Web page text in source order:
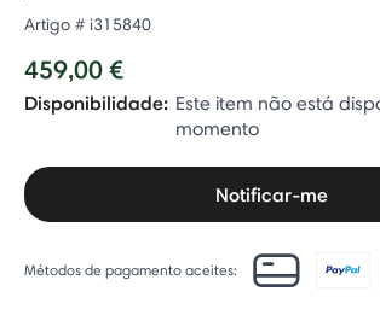
Artigo # i315840
459,00 €
Disponibilidade: Este item não está
momento
Notificar-me
Métodos de pagamento aceites: